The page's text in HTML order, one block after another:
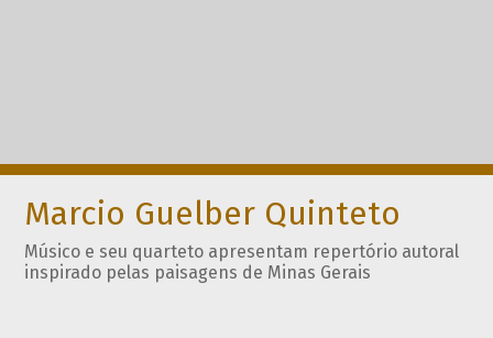
Marcio Guelber Quinteto
Músico e seu quarteto apresentam repertório autoral
inspirado pelas paisagens de Minas Gerais